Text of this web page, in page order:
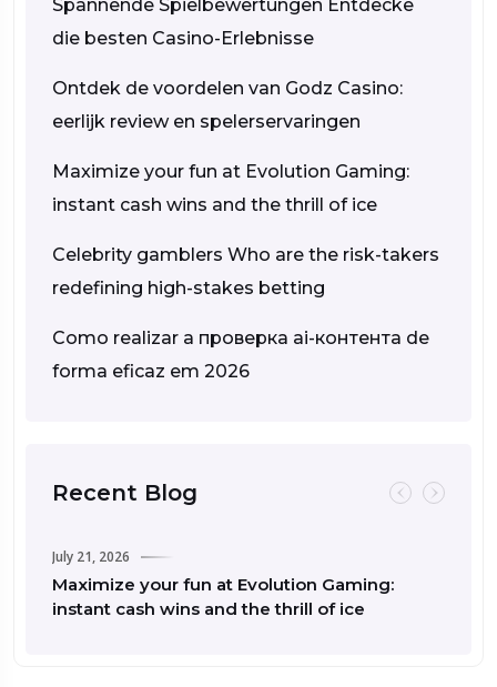
Spannende Spielbewertungen Entdecke
die besten Casino-Erlebnisse
Ontdek de voordelen van Godz Casino:
eerlijk review en spelerservaringen
Maximize your fun at Evolution Gaming:
instant cash wins and the thrill of ice
Celebrity gamblers Who are the risk-takers
redefining high-stakes betting
Como realizar a проверка ai-контента de
forma eficaz em 2026
Recent Blog
July 21, 2026
Maximize your fun at Evolution Gaming:
instant cash wins and the thrill of ice